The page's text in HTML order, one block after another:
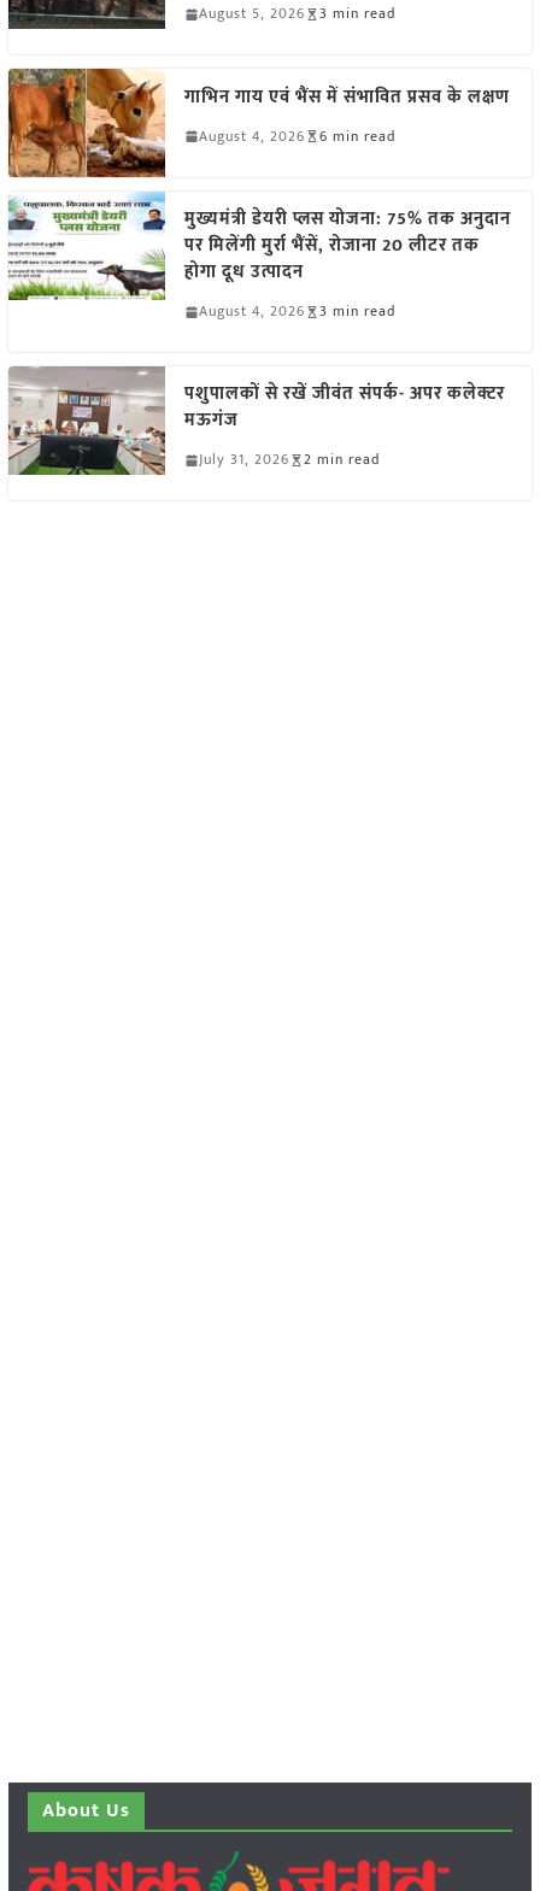
August 5, 2026 3 min read
गाभिन गाय एवं भैंस में संभावित प्रसव के लक्षण
August 4, 2026 6 min read
मुख्यमंत्री डेयरी प्लस योजना: 75% तक अनुदान
पर मिलेंगी मुर्रा भैंसें, रोजाना 20 लीटर तक
होगा दूध उत्पादन
August 4, 2026 3 min read
पशुपालकों से रखें जीवंत संपर्क- अपर कलेक्टर
मऊगंज
July 31, 2026 2 min read
About Us